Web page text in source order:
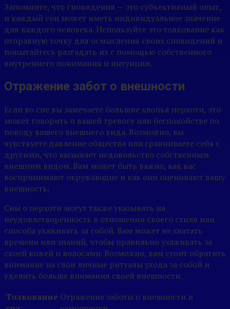
Запомните, что сновидения — это субъективный опыт,
и каждый сон может иметь индивидуальное значение
для каждого человека. Используйте это толкование как
отправную точку для осмысления своих сновидений и
попытайтесь разгадать их с помощью собственного
внутреннего понимания и интуиции.
Отражение забот о внешности
Если во сне вы замечаете большие хлопья перхоти, это
может говорить о вашей тревоге или беспокойстве по
поводу вашего внешнего вида. Возможно, вы
чувствуете давление общества или сравниваете себя с
другими, что вызывает недовольство собственным
внешним видом. Вам может быть важно, как вас
воспринимают окружающие и как они оценивают вашу
внешность.
Сны о перхоти могут также указывать на
неудовлетворенность в отношении своего стиля или
способа ухаживать за собой. Вам может не хватать
времени или знаний, чтобы правильно ухаживать за
своей кожей и волосами. Возможно, вам стоит обратить
внимание на свои личные ритуалы ухода за собой и
уделить больше внимания своей внешности.
Толкование Отражение заботы о внешности и